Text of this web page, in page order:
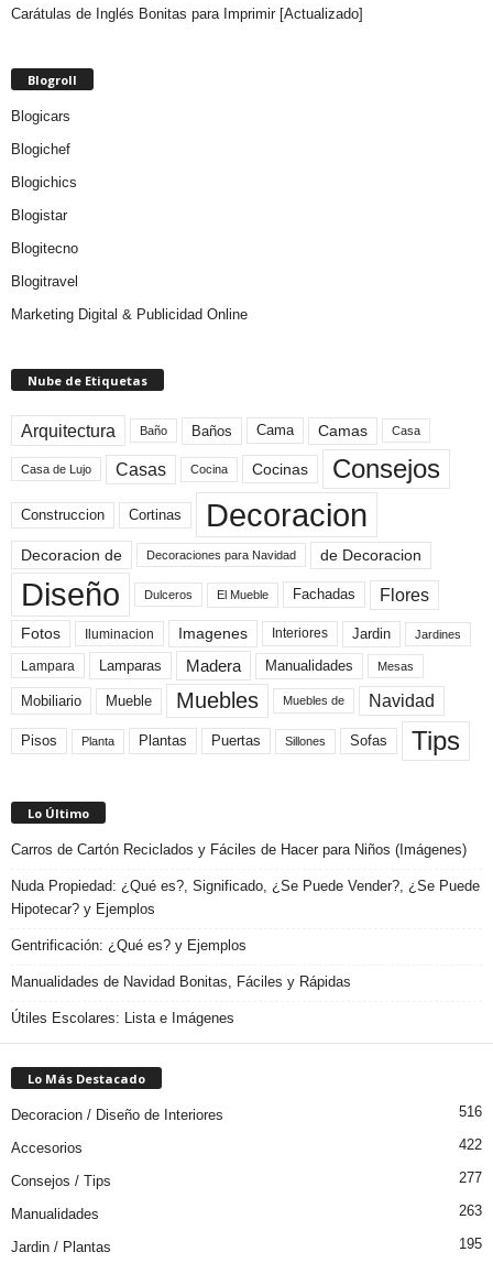
Carátulas de Inglés Bonitas para Imprimir [Actualizado]
Blogroll
Blogicars
Blogichef
Blogichics
Blogistar
Blogitecno
Blogitravel
Marketing Digital & Publicidad Online
Nube de Etiquetas
Arquitectura Baño Baños Cama Camas Casa
Casa de Lujo Casas Cocina Cocinas Consejos
Construccion Cortinas Decoracion
Decoracion de Decoraciones para Navidad de Decoracion
Diseño Dulceros El Mueble Fachadas Flores
Fotos Iluminacion Imagenes Interiores Jardin Jardines
Lampara Lamparas Madera Manualidades Mesas
Mobiliario Mueble Muebles Muebles de Navidad
Pisos Planta Plantas Puertas Sillones Sofas Tips
Lo Último
Carros de Cartón Reciclados y Fáciles de Hacer para Niños (Imágenes)
Nuda Propiedad: ¿Qué es?, Significado, ¿Se Puede Vender?, ¿Se Puede
Hipotecar? y Ejemplos
Gentrificación: ¿Qué es? y Ejemplos
Manualidades de Navidad Bonitas, Fáciles y Rápidas
Útiles Escolares: Lista e Imágenes
Lo Más Destacado
Decoracion / Diseño de Interiores 516
Accesorios 422
Consejos / Tips 277
Manualidades 263
Jardin / Plantas 195